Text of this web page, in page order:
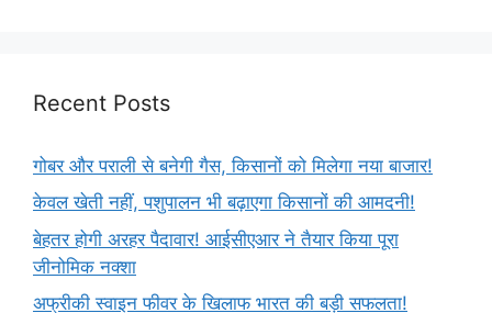
Recent Posts
गोबर और पराली से बनेगी गैस, किसानों को मिलेगा नया बाजार!
केवल खेती नहीं, पशुपालन भी बढ़ाएगा किसानों की आमदनी!
बेहतर होगी अरहर पैदावार! आईसीएआर ने तैयार किया पूरा
जीनोमिक नक्शा
अफ्रीकी स्वाइन फीवर के खिलाफ भारत की बड़ी सफलता!